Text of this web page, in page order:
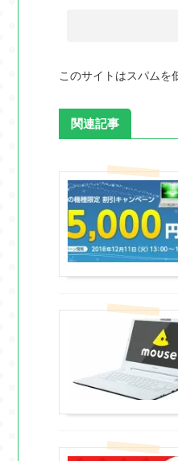
このサイトはスパムを
関連記事